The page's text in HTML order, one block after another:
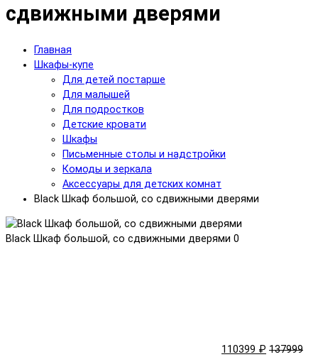
сдвижными дверями
Главная
Шкафы-купе
Для детей постарше
Для малышей
Для подростков
Детские кровати
Шкафы
Письменные столы и надстройки
Комоды и зеркала
Аксессуары для детских комнат
Black Шкаф большой, со сдвижными дверями
Black Шкаф большой, со сдвижными дверями 0
110399 ₽ 137999